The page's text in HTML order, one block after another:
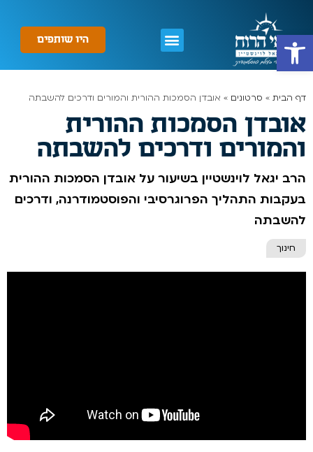
פתח סרגל נגישות היו שותפים
דף הבית » סרטונים » אובדן הסמכות ההורית והמורים ודרכים להשבתה
אובדן הסמכות ההורית
והמורים ודרכים להשבתה
הרב יגאל לוינשטיין בשיעור על אובדן הסמכות ההורית
בעקבות התהליך הפרוגרסיבי והפוסטמודרנה, ודרכים
להשבתה
חינוך